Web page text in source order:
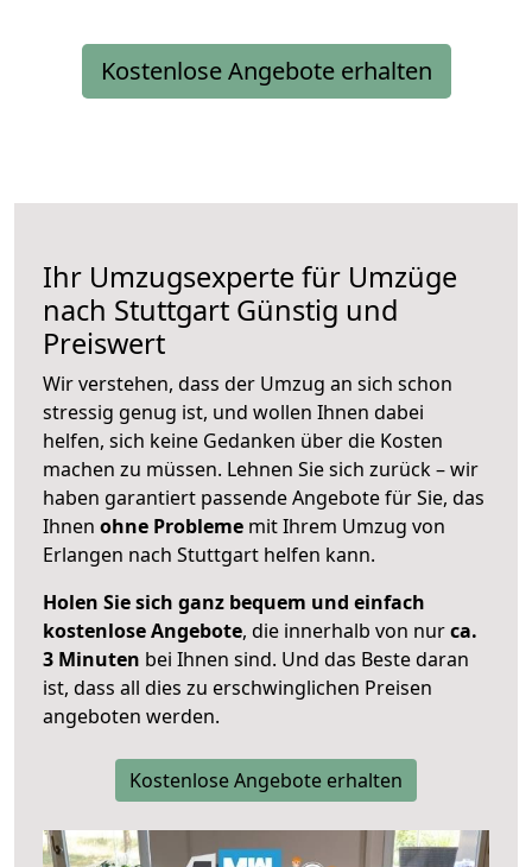
Kostenlose Angebote erhalten
Ihr Umzugsexperte für Umzüge
nach Stuttgart Günstig und
Preiswert
Wir verstehen, dass der Umzug an sich schon
stressig genug ist, und wollen Ihnen dabei
helfen, sich keine Gedanken über die Kosten
machen zu müssen. Lehnen Sie sich zurück – wir
haben garantiert passende Angebote für Sie, das
Ihnen ohne Probleme mit Ihrem Umzug von
Erlangen nach Stuttgart helfen kann.
Holen Sie sich ganz bequem und einfach
kostenlose Angebote, die innerhalb von nurca.
3 Minuten bei Ihnen sind. Und das Beste daran
ist, dass all dies zu erschwinglichen Preisen
angeboten werden.
Kostenlose Angebote erhalten